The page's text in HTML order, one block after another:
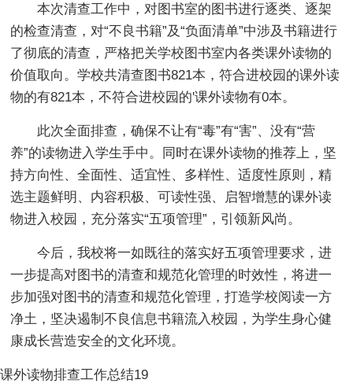
本次清查工作中，对图书室的图书进行逐类、逐架
的检查清查，对“不良书籍”及“负面清单”中涉及书籍进行
了彻底的清查，严格把关学校图书室内各类课外读物的
价值取向。学校共清查图书821本，符合进校园的课外读
物的有821本，不符合进校园的'课外读物有0本。
此次全面排查，确保不让有“毒”有“害”、没有“营
养”的读物进入学生手中。同时在课外读物的推荐上，坚
持方向性、全面性、适宜性、多样性、适度性原则，精
选主题鲜明、内容积极、可读性强、启智增慧的课外读
物进入校园，充分落实“五项管理”，引领新风尚。
今后，我校将一如既往的落实好五项管理要求，进
一步提高对图书的清查和规范化管理的时效性，将进一
步加强对图书的清查和规范化管理，打造学校阅读一方
净土，坚决遏制不良信息书籍流入校园，为学生身心健
康成长营造安全的文化环境。
课外读物排查工作总结19